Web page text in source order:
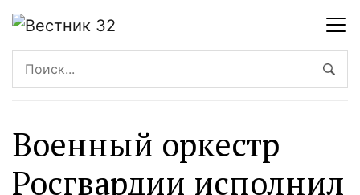
Военный оркестр
Росгвардии исполнил